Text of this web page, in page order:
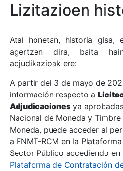
Erakutsi/Ezkutatu
Erakutsi/Ezkutatu
Erakutsi/Ezkutatu
Erakutsi/Ezkutatu
Lizitazioen
Atal honetan, historia gisa,
agertzen dira, baita
adjudikazioak ere:
A partir del 3 de mayo de
información respecto a
Adjudicaciones ya
Nacional de Moneda y Timbre
Moneda, puede acceder al
a FNMT-RCM en la
Sector Público accediendo en
Plataforma de Contratación